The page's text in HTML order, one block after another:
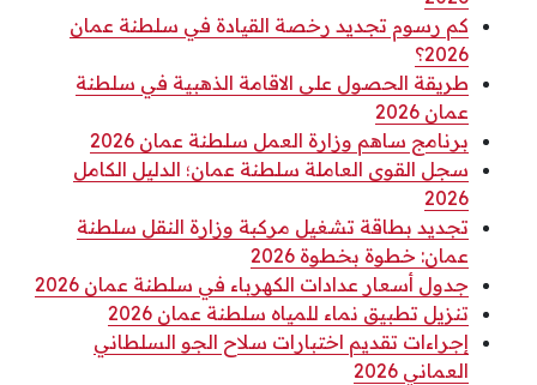
كم رسوم تجديد رخصة القيادة في سلطنة عمان
2026؟
طريقة الحصول على الاقامة الذهبية في سلطنة
عمان 2026
برنامج ساهم وزارة العمل سلطنة عمان 2026
سجل القوى العاملة سلطنة عمان؛ الدليل الكامل
2026
تجديد بطاقة تشغيل مركبة وزارة النقل سلطنة
عمان: خطوة بخطوة 2026
جدول أسعار عدادات الكهرباء في سلطنة عمان 2026
تنزيل تطبيق نماء للمياه سلطنة عمان 2026
إجراءات تقديم اختبارات سلاح الجو السلطاني
العماني 2026